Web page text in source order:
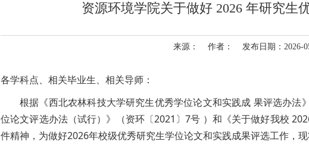
资源环境学院关于做好 2026 年研究生
来源： 作者： 发布日期：2026-
各学科点、相关毕业生、相关导师：
根据《西北农林科技大学研究生优秀学位论文和实践成 果评选办
位论文评选办法（试行）》（资环〔2021〕7号 ）和《关于做好我校
件精神，为做好2026年校级优秀研究生学位论文和实践成果评选工作，现